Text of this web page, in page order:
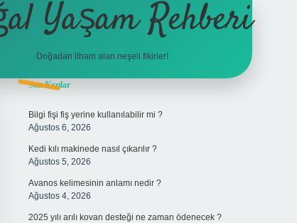
Yaşam Rehberi
Doğadan ilham alan neşeli fikirler!
Sidebar
Son Yazılar
Bilgi fişi fiş yerine kullanılabilir mi ?
Ağustos 6, 2026
Kedi kılı makinede nasıl çıkarılır ?
Ağustos 5, 2026
Avanos kelimesinin anlamı nedir ?
Ağustos 4, 2026
2025 yılı arılı kovan desteği ne zaman ödenecek ?